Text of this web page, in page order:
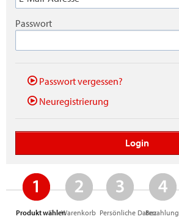
Login
Warenkorb
Passwort
Passwort vergessen?
Neuregistrierung
Produkt wählenWarenkorb Persönliche DatenBezahlung